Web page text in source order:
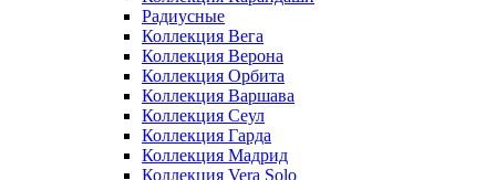
Радиусные
Коллекция Вега
Коллекция Верона
Коллекция Орбита
Коллекция Варшава
Коллекция Сеул
Коллекция Гарда
Коллекция Мадрид
Коллекция Vera Solo